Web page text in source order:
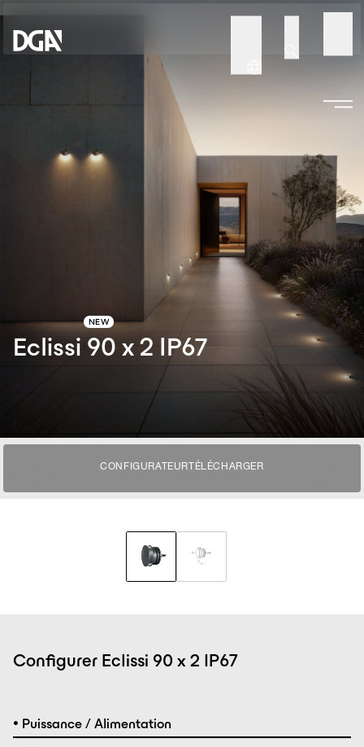
Eclissi 90 x 2 IP67
NEW
CONFIGURATEURTÉLÉCHARGER
Configurer Eclissi 90 x 2 IP67
• Puissance / Alimentation